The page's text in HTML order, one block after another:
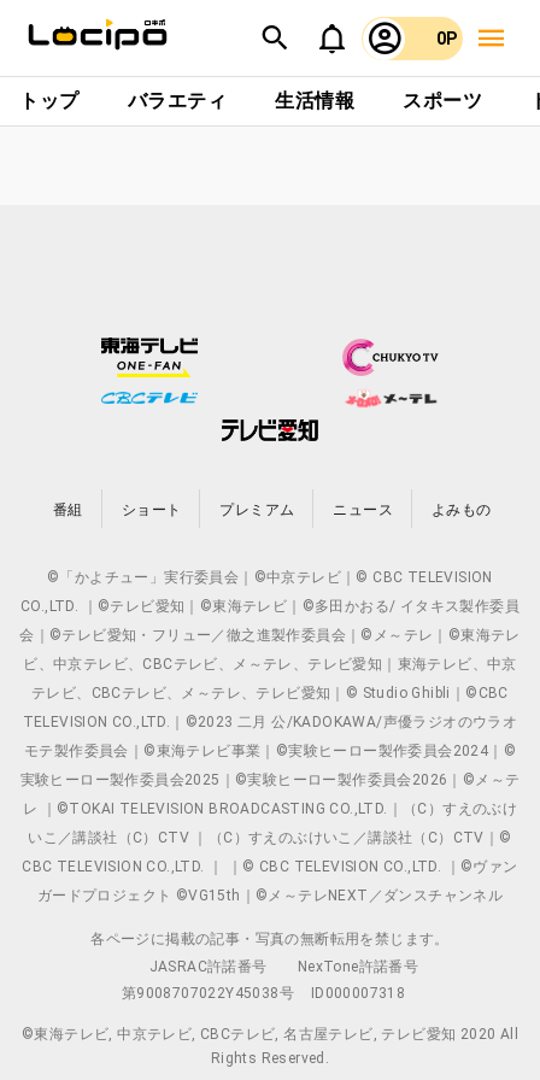
0P
トップ バラエティ 生活情報 スポーツ
番組 ショート プレミアム ニュース よみもの
©「かよチュー」実行委員会｜©中京テレビ｜© CBC TELEVISION
CO.,LTD. ｜©テレビ愛知｜©東海テレビ｜©多田かおる/ イタキス製作委員
会｜©テレビ愛知・フリュー／徹之進製作委員会｜©メ～テレ｜©東海テレ
ビ、中京テレビ、CBCテレビ、メ～テレ、テレビ愛知｜東海テレビ、中京
テレビ、CBCテレビ、メ～テレ、テレビ愛知｜© Studio Ghibli｜©CBC
TELEVISION CO.,LTD.｜©2023 二月 公/KADOKAWA/声優ラジオのウラオ
モテ製作委員会｜©東海テレビ事業｜©実験ヒーロー製作委員会2024｜©
実験ヒーロー製作委員会2025｜©実験ヒーロー製作委員会2026｜©メ～テ
レ ｜©TOKAI TELEVISION BROADCASTING CO.,LTD.｜（C）すえのぶけ
いこ／講談社（C）CTV ｜（C）すえのぶけいこ／講談社（C）CTV｜©
CBC TELEVISION CO.,LTD. ｜ ｜© CBC TELEVISION CO.,LTD. ｜©ヴァン
ガードプロジェクト ©VG15th｜©メ～テレNEXT／ダンスチャンネル
各ページに掲載の記事・写真の無断転用を禁じます。
JASRAC許諾番号
NexTone許諾番号
第9008707022Y45038号
ID000007318
©東海テレビ, 中京テレビ, CBCテレビ, 名古屋テレビ, テレビ愛知 2020 All
Rights Reserved.